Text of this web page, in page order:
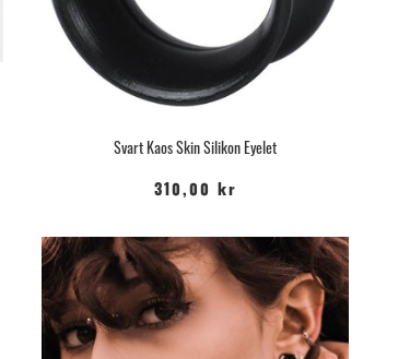
Svart Kaos Skin Silikon Eyelet
310,00 kr